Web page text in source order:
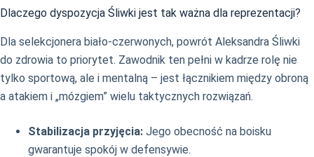
Dlaczego dyspozycja Śliwki jest tak ważna dla reprezentacji?
Dla selekcjonera biało-czerwonych, powrót Aleksandra Śliwki
do zdrowia to priorytet. Zawodnik ten pełni w kadrze rolę nie
tylko sportową, ale i mentalną – jest łącznikiem między obroną
a atakiem i „mózgiem” wielu taktycznych rozwiązań.
Stabilizacja przyjęcia: Jego obecność na boisku
gwarantuje spokój w defensywie.